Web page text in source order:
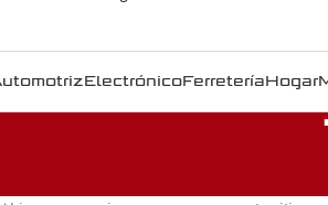
ElectrónicoFerreteríaHogar